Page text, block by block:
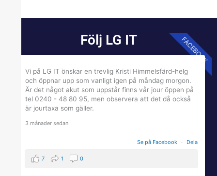
FACEBOOK
Följ LG IT
Vi på LG IT önskar en trevlig Kristi Himmelsfärd-helg
och öppnar upp som vanligt igen på måndag morgon.
Är det något akut som uppstår finns vår jour öppen på
tel 0240 - 48 80 95, men observera att det då också
är jourtaxa som gäller.
3 månader sedan
Se på Facebook · Dela
7 1 0